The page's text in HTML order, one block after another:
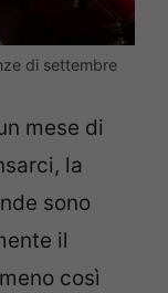
di settembre
mese di
la
sono
il
così